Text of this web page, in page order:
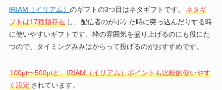
IRIAM（イリアム） のギフトの3つ目はネタギフトです。
ネタギ
フトは17種類存在し、配信者のがボケた時に突っ込んだりする時
に使いやすいギフトです、枠の雰囲気を盛り上げるのにも役にた
つので、タイミングみみはからって投げるのがおすすめです。
100pt〜500ptと、IRIAM（イリアム）ポイントも比較的使いやす
く設定されています。